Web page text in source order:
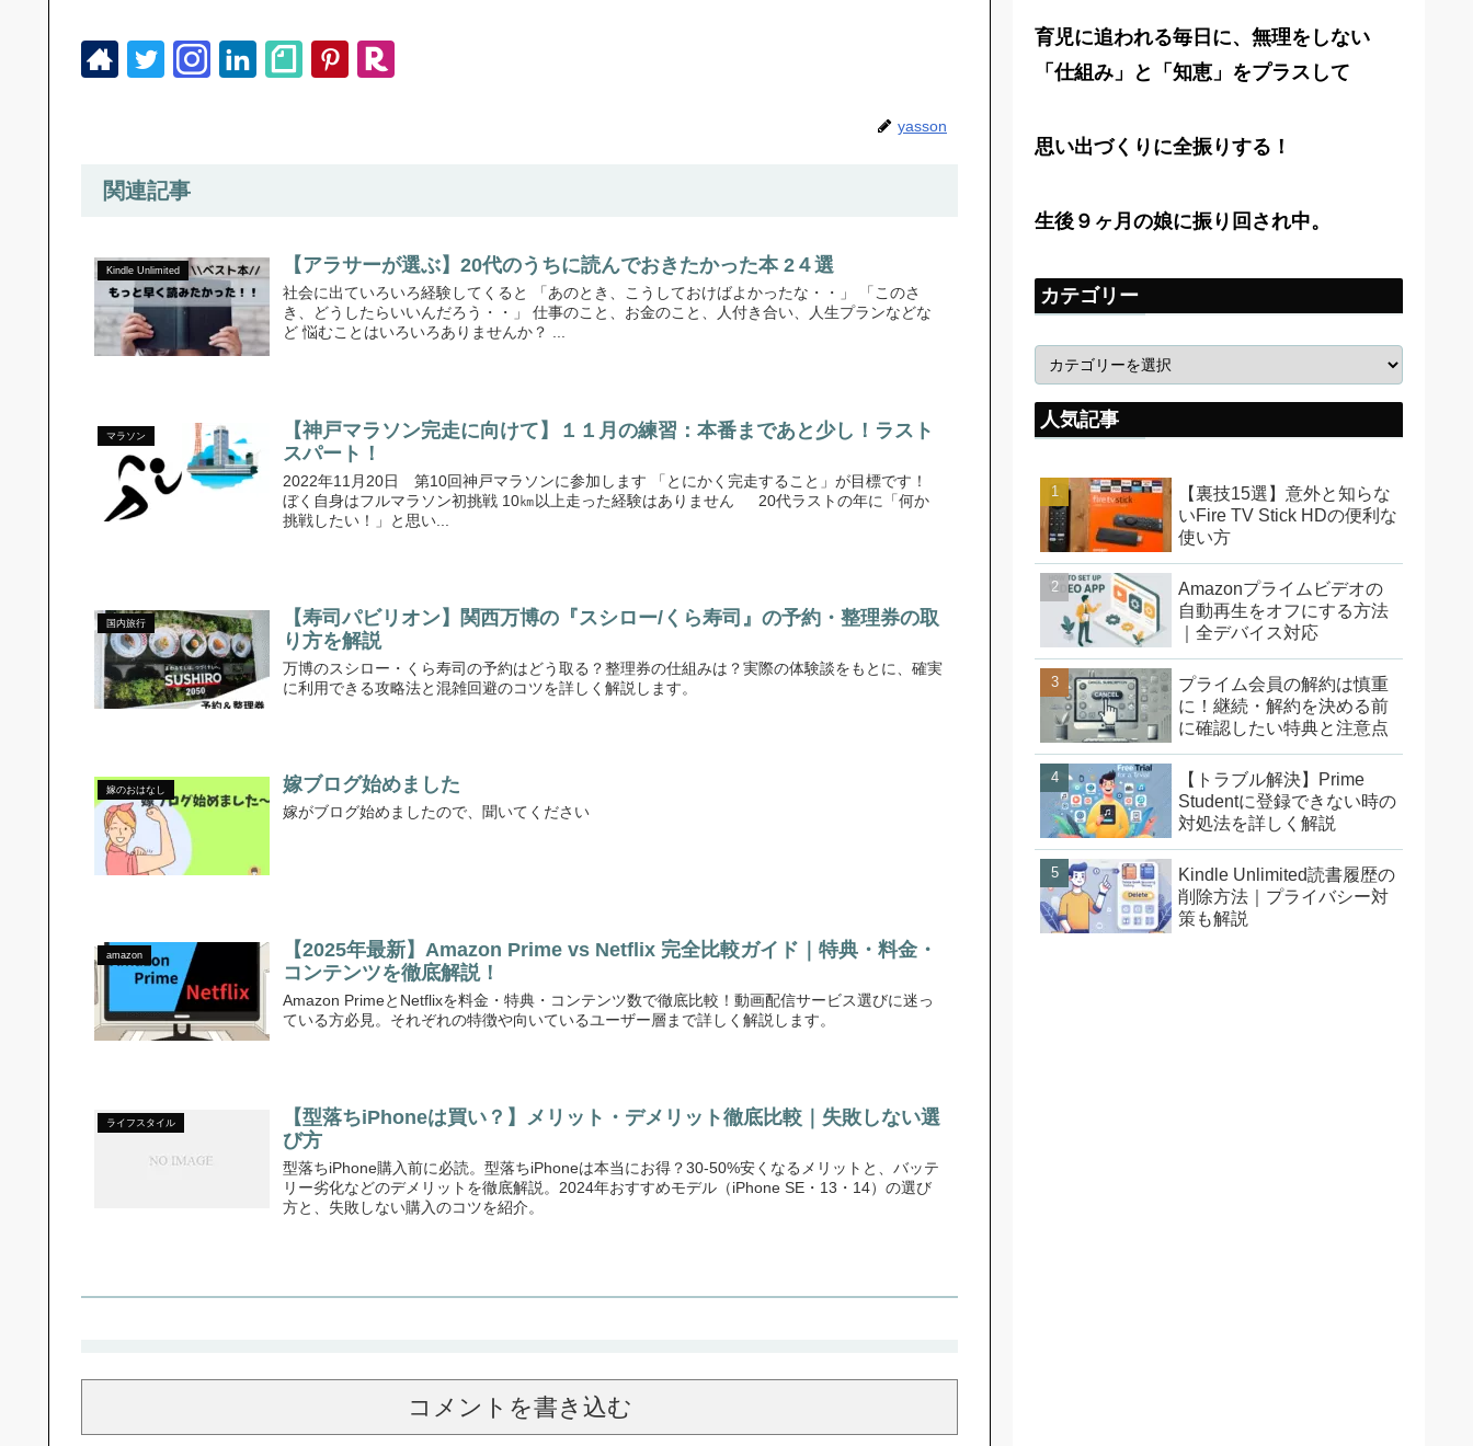
yasson
関連記事
Kindle Unlimited 【アラサーが選ぶ】20代のうちに読んでおきたかった本 2４選
社会に出ていろいろ経験してくると 「あのとき、こうしておけばよかったな・・」 「このさ
き、どうしたらいいんだろう・・」 仕事のこと、お金のこと、人付き合い、人生プランなどな
ど 悩むことはいろいろありませんか？ ...
マラソン
【神戸マラソン完走に向けて】１１月の練習：本番まであと少し！ラスト
スパート！
2022年11月20日 第10回神戸マラソンに参加します 「とにかく完走すること」が目標です！
ぼく自身はフルマラソン初挑戦 10㎞以上走った経験はありません 20代ラストの年に「何か
挑戦したい！」と思い...
国内旅行
【寿司パビリオン】関西万博の『スシロー/くら寿司』の予約・整理券の取
り方を解説
万博のスシロー・くら寿司の予約はどう取る？整理券の仕組みは？実際の体験談をもとに、確実
に利用できる攻略法と混雑回避のコツを詳しく解説します。
嫁のおはなし 嫁ブログ始めました
嫁がブログ始めましたので、聞いてください
amazon
【2025年最新】Amazon Prime vs Netflix 完全比較ガイド｜特典・料金・
コンテンツを徹底解説！
Amazon PrimeとNetflixを料金・特典・コンテンツ数で徹底比較！動画配信サービス選びに迷っ
ている方必見。それぞれの特徴や向いているユーザー層まで詳しく解説します。
ライフスタイル
【型落ちiPhoneは買い？】メリット・デメリット徹底比較｜失敗しない選
び方
型落ちiPhone購入前に必読。型落ちiPhoneは本当にお得？30-50%安くなるメリットと、バッテ
リー劣化などのデメリットを徹底解説。2024年おすすめモデル（iPhone SE・13・14）の選び
方と、失敗しない購入のコツを紹介。
コメントを書き込む
育児に追われる毎日に、無理をしない
「仕組み」と「知恵」をプラスして
思い出づくりに全振りする！
生後９ヶ月の娘に振り回され中。
カテゴリー
人気記事
【裏技15選】意外と知らな
いFire TV Stick HDの便利な
使い方
Amazonプライムビデオの
自動再生をオフにする方法
｜全デバイス対応
プライム会員の解約は慎重
に！継続・解約を決める前
に確認したい特典と注意点
【トラブル解決】Prime
Studentに登録できない時の
対処法を詳しく解説
Kindle Unlimited読書履歴の
削除方法｜プライバシー対
策も解説